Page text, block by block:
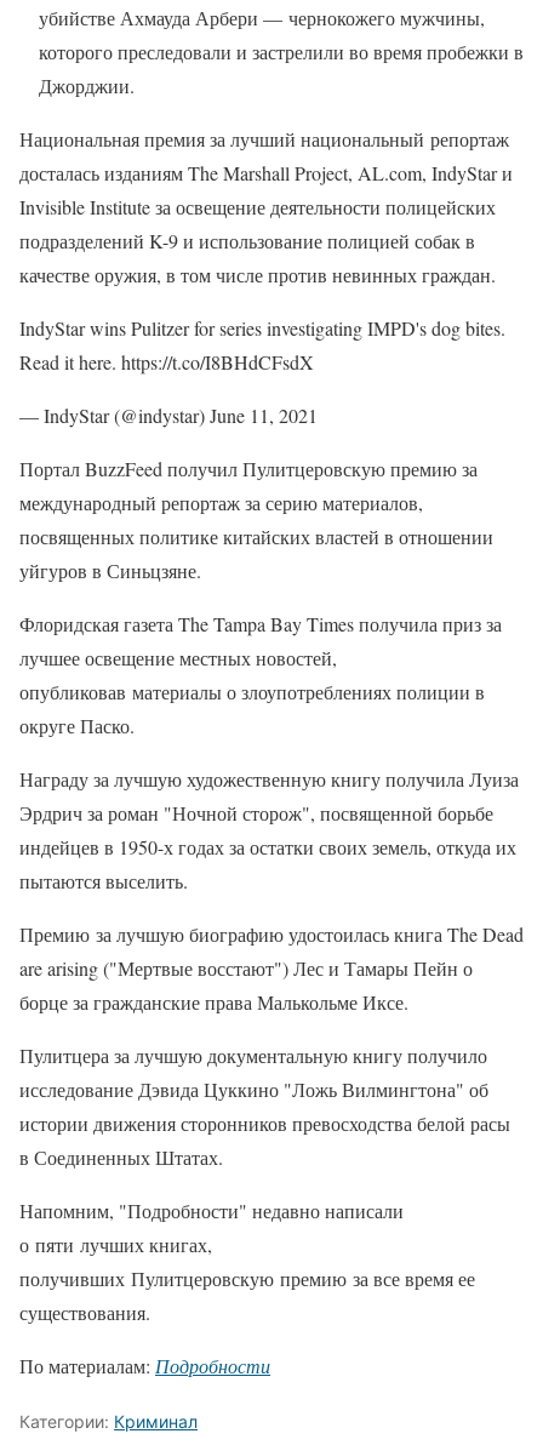
убийстве Ахмауда Арбери — чернокожего мужчины,
которого преследовали и застрелили во время пробежки в
Джорджии.
Национальная премия за лучший национальный репортаж
досталась изданиям The Marshall Project, AL.com, IndyStar и
Invisible Institute за освещение деятельности полицейских
подразделений K-9 и использование полицией собак в
качестве оружия, в том числе против невинных граждан.
IndyStar wins Pulitzer for series investigating IMPD's dog bites.
Read it here. https://t.co/I8BHdCFsdX
— IndyStar (@indystar) June 11, 2021
Портал BuzzFeed получил Пулитцеровскую премию за
международный репортаж за серию материалов,
посвященных политике китайских властей в отношении
уйгуров в Синьцзяне.
Флоридская газета The Tampa Bay Times получила приз за
лучшее освещение местных новостей,
опубликовав материалы о злоупотреблениях полиции в
округе Паско.
Награду за лучшую художественную книгу получила Луиза
Эрдрич за роман "Ночной сторож", посвященной борьбе
индейцев в 1950-х годах за остатки своих земель, откуда их
пытаются выселить.
Премию за лучшую биографию удостоилась книга The Dead
are arising ("Мертвые восстают") Лес и Тамары Пейн о
борце за гражданские права Малькольме Иксе.
Пулитцера за лучшую документальную книгу получило
исследование Дэвида Цуккино "Ложь Вилмингтона" об
истории движения сторонников превосходства белой расы
в Соединенных Штатах.
Напомним, "Подробности" недавно написали
о пяти лучших книгах,
получивших Пулитцеровскую премию за все время ее
существования.
По материалам: Подробности
Категории: Криминал